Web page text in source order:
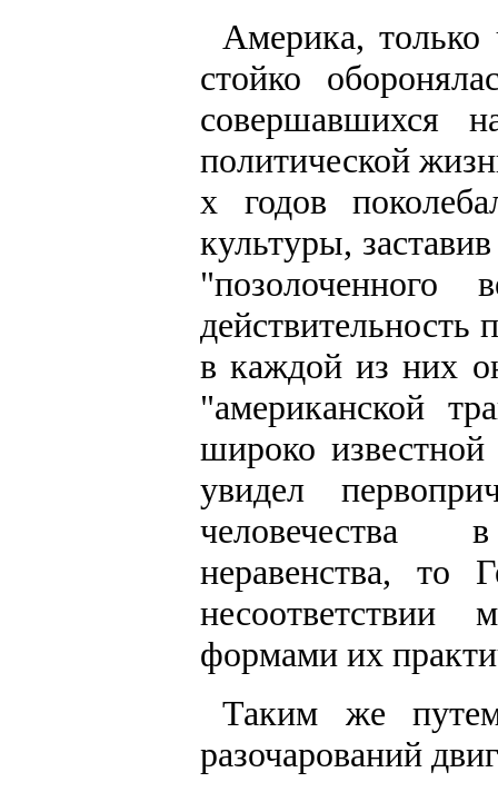
Америка, только
стойко
совершавшихся
политической
х годов
культуры,
"позолоченного
в каждой из них
"американской
широко
увидел
человечества
неравенства,
формами их
Таким же
разочарований